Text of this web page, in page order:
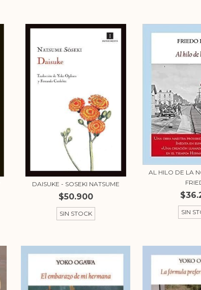
DAISUKE - SOSEKI NATSUME
$50.900
SIN STOCK
AL HILO DE LA
SIN